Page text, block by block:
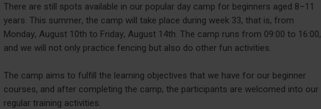
There are still spots available in our popular day camp for beginners aged 8–11
years. This summer, the camp will take place during week 33, that is, from
Monday, August 10th to Friday, August 14th. The camp runs from 09:00 to 16:00,
and we will not only practice fencing but also do other fun activities.
The camp aims to fulfill the learning objectives that we have for our beginner
courses, and after completing the camp, the participants are welcomed into our
regular training activities.